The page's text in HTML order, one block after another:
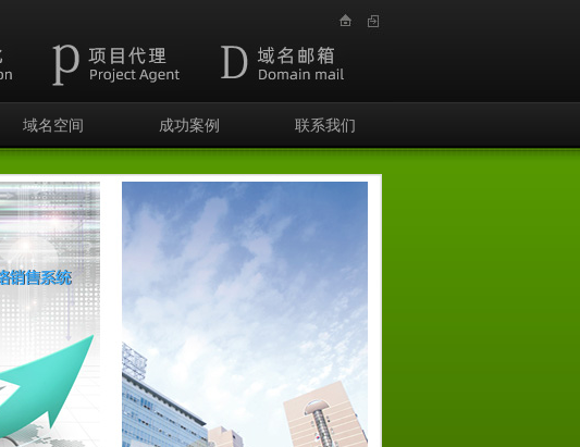
域名空间 成功案例 联系我们